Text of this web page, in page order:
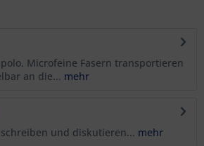
Microfeine Fasern transportieren
an die... mehr
und diskutieren... mehr